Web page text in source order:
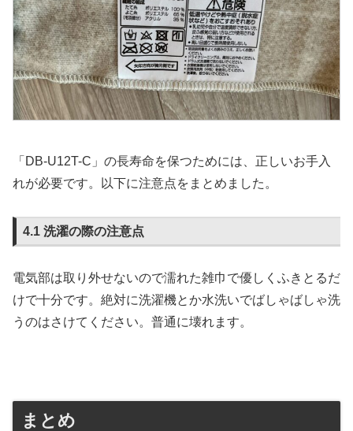
「DB-U12T-C」の長寿命を保つためには、正しいお手入
れが必要です。以下に注意点をまとめました。
4.1 洗濯の際の注意点
電気部は取り外せないので濡れた雑巾で優しくふきとるだ
けで十分です。絶対に洗濯機とか水洗いでばしゃばしゃ洗
うのはさけてください。普通に壊れます。
まとめ